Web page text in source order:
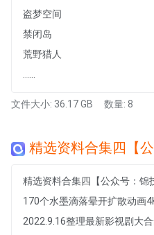
盗梦空间
禁闭岛
荒野猎人
文件大小: 36.17 GB 数量: 8
精选资料合集四【
精选资料合集四【公众号：锦
170个水墨滴落晕开扩散动画
2022.9.16整理最新影视剧大